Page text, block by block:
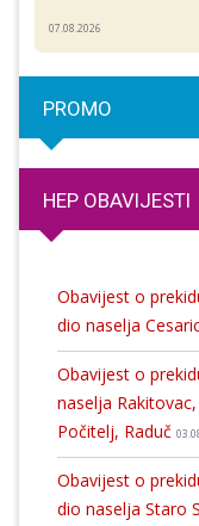
07.08.2026
PROMO
HEP OBAVIJESTI
Obavijest o
dio naselja
Obavijest o
naselja
Počitelj, Raduč
Obavijest o
dio naselja Staro